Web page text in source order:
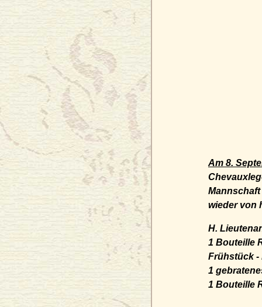
Am 8.
wieder von
H.
1 Bouteille
Frühstück -
1
1 Bouteille